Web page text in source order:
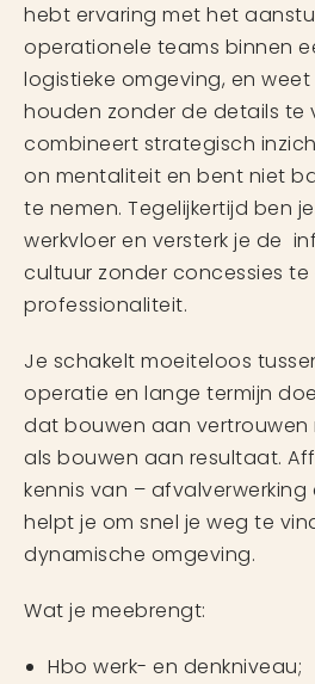
hebt ervaring met het
operationele teams binnen
logistieke omgeving, en
houden zonder de details te
combineert strategisch
on mentaliteit en bent niet
te nemen. Tegelijkertijd ben
werkvloer en versterk je de
cultuur zonder concessies
professionaliteit.
Je schakelt moeiteloos
operatie en lange termijn
dat bouwen aan vertrouwen
als bouwen aan resultaat.
kennis van –
helpt je om snel je weg te
dynamische omgeving.
Wat je meebrengt:
Hbo werk- en denkniveau;